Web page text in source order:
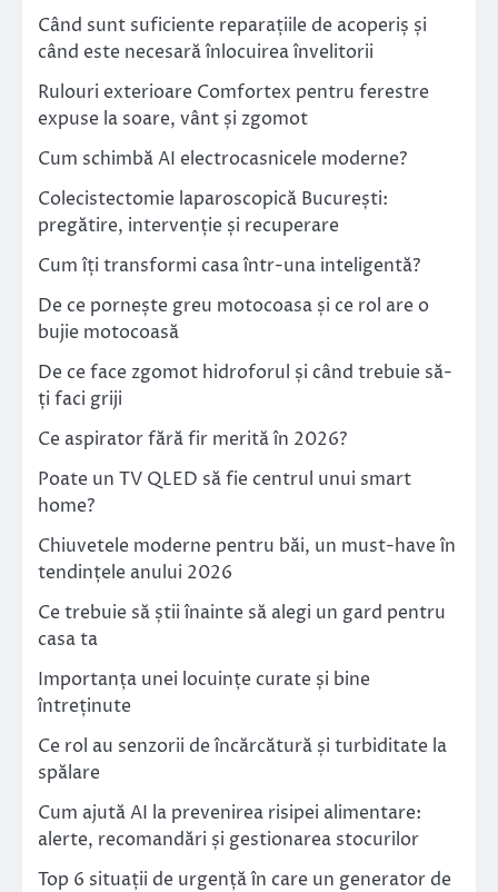
Când sunt suficiente reparațiile de acoperiș și
când este necesară înlocuirea învelitorii
Rulouri exterioare Comfortex pentru ferestre
expuse la soare, vânt și zgomot
Cum schimbă AI electrocasnicele moderne?
Colecistectomie laparoscopică București:
pregătire, intervenție și recuperare
Cum îți transformi casa într-una inteligentă?
De ce pornește greu motocoasa și ce rol are o
bujie motocoasă
De ce face zgomot hidroforul și când trebuie să-
ți faci griji
Ce aspirator fără fir merită în 2026?
Poate un TV QLED să fie centrul unui smart
home?
Chiuvetele moderne pentru băi, un must-have în
tendințele anului 2026
Ce trebuie să știi înainte să alegi un gard pentru
casa ta
Importanța unei locuințe curate și bine
întreținute
Ce rol au senzorii de încărcătură și turbiditate la
spălare
Cum ajută AI la prevenirea risipei alimentare:
alerte, recomandări și gestionarea stocurilor
Top 6 situații de urgență în care un generator de